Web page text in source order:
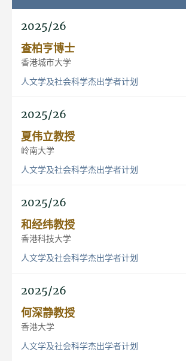
2025/26
查柏亨博士
香港城市大学
人文学及社会科学杰出学者计划
2025/26
夏伟立教授
岭南大学
人文学及社会科学杰出学者计划
2025/26
和经纬教授
香港科技大学
人文学及社会科学杰出学者计划
2025/26
何深静教授
香港大学
人文学及社会科学杰出学者计划